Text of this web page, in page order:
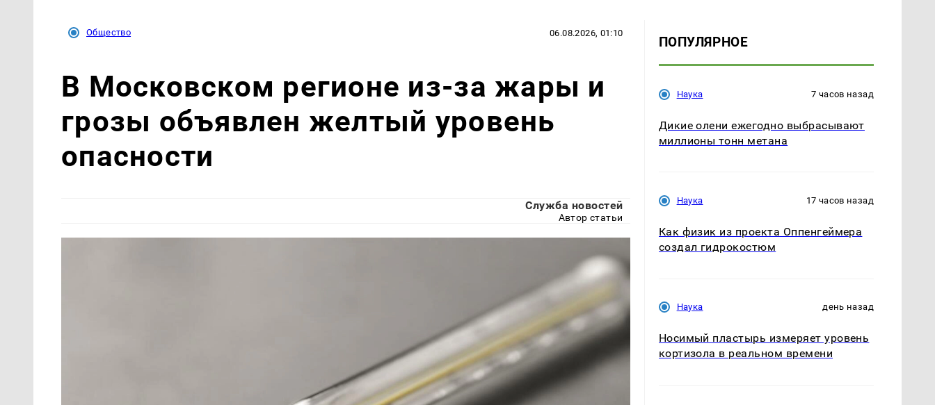
Общество 06.08.2026, 01:10
В Московском регионе из-за жары и
грозы объявлен желтый уровень
опасности
Служба новостей
Автор статьи
ПОПУЛЯРНОЕ
Наука 7 часов назад
Дикие олени ежегодно выбрасывают
миллионы тонн метана
Наука 17 часов назад
Как физик из проекта Оппенгеймера
создал гидрокостюм
Наука день назад
Носимый пластырь измеряет уровень
кортизола в реальном времени